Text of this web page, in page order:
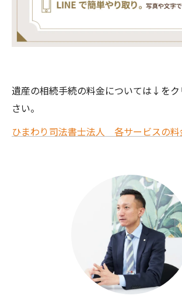
遺産の相続手続の料金については↓をク
さい。
ひまわり司法書士法人 各サービスの料